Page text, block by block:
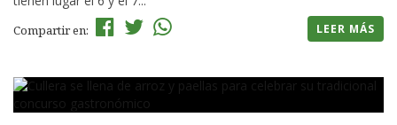
Compartir en: LEER MÁS